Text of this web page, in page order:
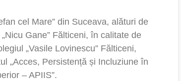
cel Mare” din Suceava, alături de
Gane” Fălticeni, în calitate de
„Vasile Lovinescu” Fălticeni,
„Acces, Persistență și Incluziune în
– APIIS”.